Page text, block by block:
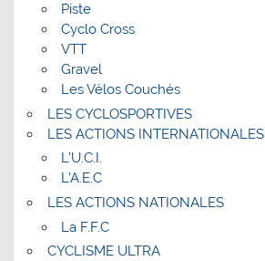
Piste
Cyclo Cross
VTT
Gravel
Les Vélos Couchés
LES CYCLOSPORTIVES
LES ACTIONS INTERNATIONALES
L’U.C.I.
L’A.E.C
LES ACTIONS NATIONALES
La F.F.C
CYCLISME ULTRA